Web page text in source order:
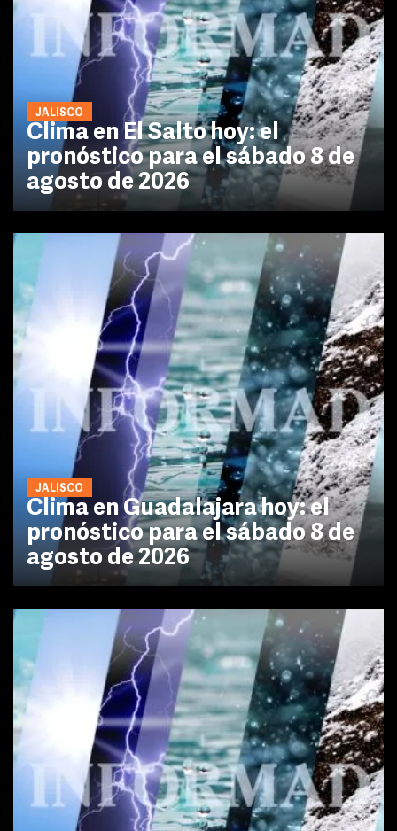
JALISCO
Clima en El Salto hoy: el
pronóstico para el sábado 8 de
agosto de 2026
JALISCO
Clima en Guadalajara hoy: el
pronóstico para el sábado 8 de
agosto de 2026